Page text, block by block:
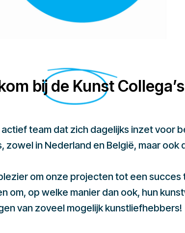
bij de Kunst
team dat zich dagelijks inzet voor
zowel in Nederland en België, maar ook
om onze projecten tot een succes
om, op welke manier dan ook, hun
van zoveel mogelijk kunstliefhebbers!